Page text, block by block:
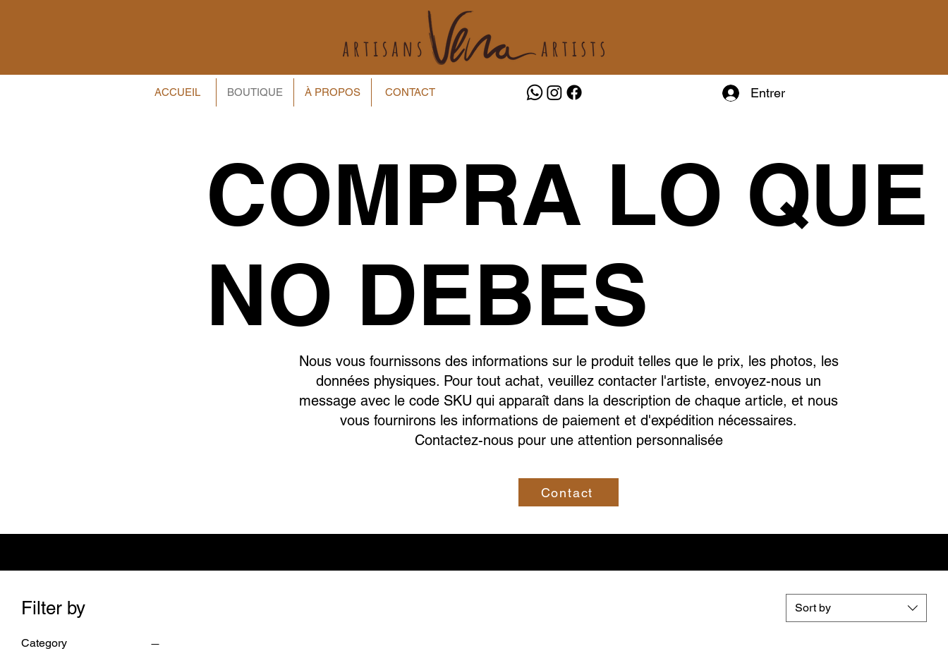
ACCUEIL BOUTIQUE À PROPOS CONTACT Entrer
COMPRA LO QUE
NO DEBES
Nous vous fournissons des informations sur le produit telles que le prix, les photos, les
données physiques. Pour tout achat, veuillez contacter l'artiste, envoyez-nous un
message avec le code SKU qui apparaît dans la description de chaque article, et nous
vous fournirons les informations de paiement et d'expédition nécessaires.
Contactez-nous pour une attention personnalisée
Contact
Filter by
Category
Sort by